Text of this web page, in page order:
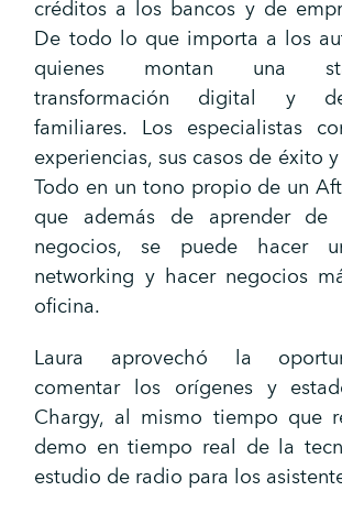
créditos a los bancos y de
De todo lo que importa a los
quienes montan una
transformación digital y
familiares. Los especialistas
experiencias, sus casos de éxito
Todo en un tono propio de un
que además de aprender de
negocios, se puede hacer
networking y hacer negocios
oficina.
Laura aprovechó la
comentar los orígenes y
Chargy, al mismo tiempo que
demo en tiempo real de la
estudio de radio para los